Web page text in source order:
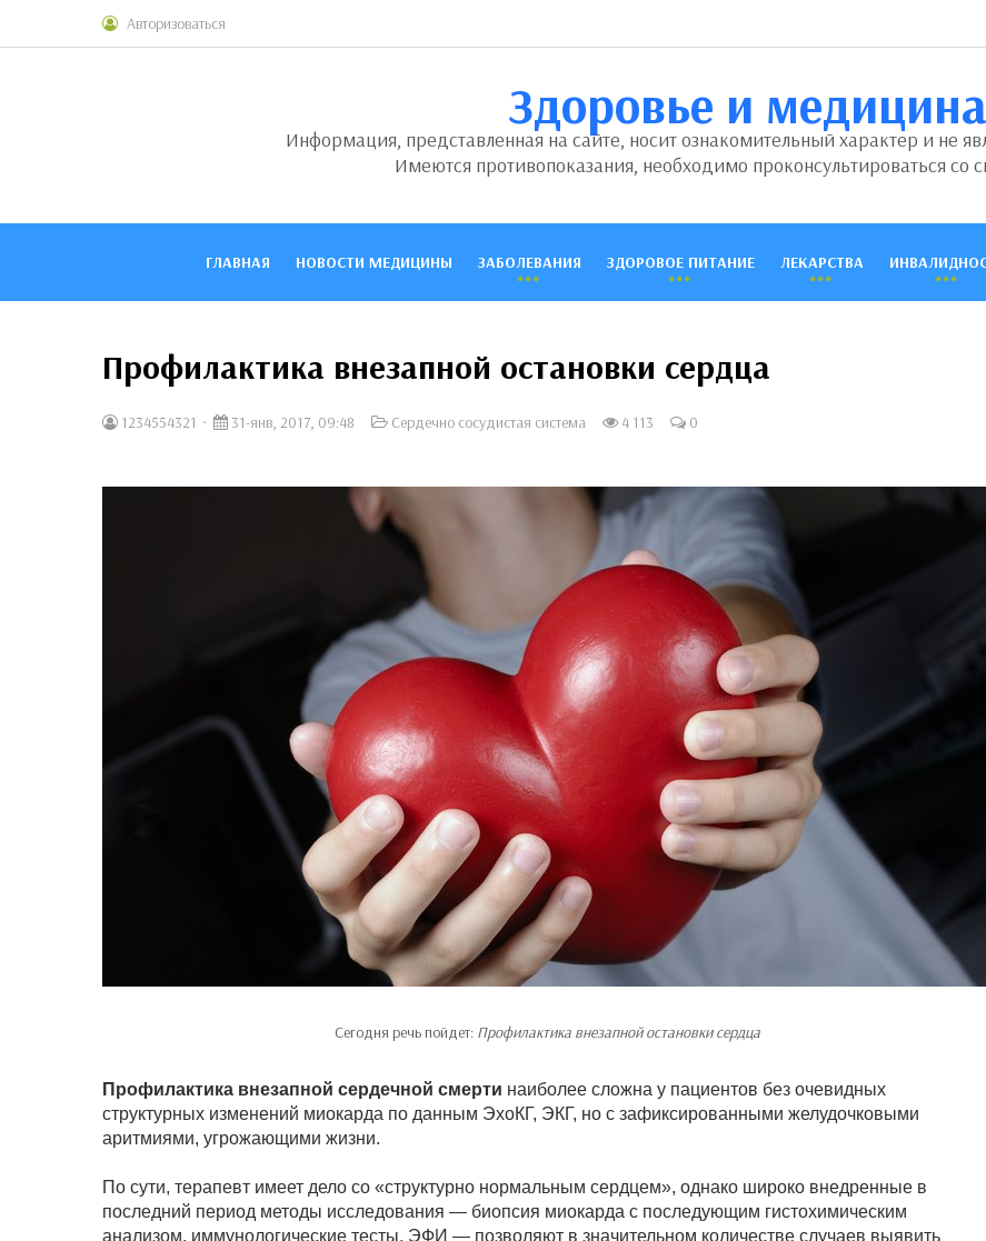
Авторизоваться
Здоровье и медицина
Информация, представленная на сайте, носит ознакомительный характер и не
Имеются противопоказания, необходимо проконсультироваться со
ГЛАВНАЯ НОВОСТИ МЕДИЦИНЫ ЗАБОЛЕВАНИЯ ЗДОРОВОЕ ПИТАНИЕ ЛЕКАРСТВА
Профилактика внезапной остановки сердца
1234554321 31-янв, 2017, 09:48 Сердечно сосудистая система 4 113 0
Сегодня речь пойдет: Профилактика внезапной остановки сердца
Профилактика внезапной сердечной смерти наиболее сложна у пациентов без очевидных
структурных изменений миокарда по данным ЭхоКГ, ЭКГ, но с зафиксированными желудочковыми
аритмиями, угрожающими жизни.
По сути, терапевт имеет дело со «структурно нормальным сердцем», однако широко внедренные в
последний период методы исследования — биопсия миокарда с последующим гистохимическим
анализом, иммунологические тесты, ЭФИ — позволяют в значительном количестве случаев выявить